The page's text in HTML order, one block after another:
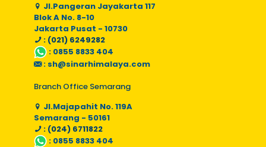
Jl.Pangeran Jayakarta 117
Blok A No. 8-10
Jakarta Pusat - 10730
: (021) 6249282
: 0855 8833 404
: sh@sinarhimalaya.com
Branch Office Semarang
Jl.Majapahit No. 119A
Semarang - 50161
: (024) 6711822
: 0855 8833 404